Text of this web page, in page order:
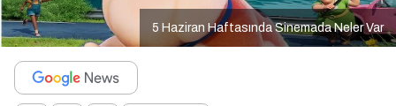
5 Haziran Haftasında Sinemada Neler Var